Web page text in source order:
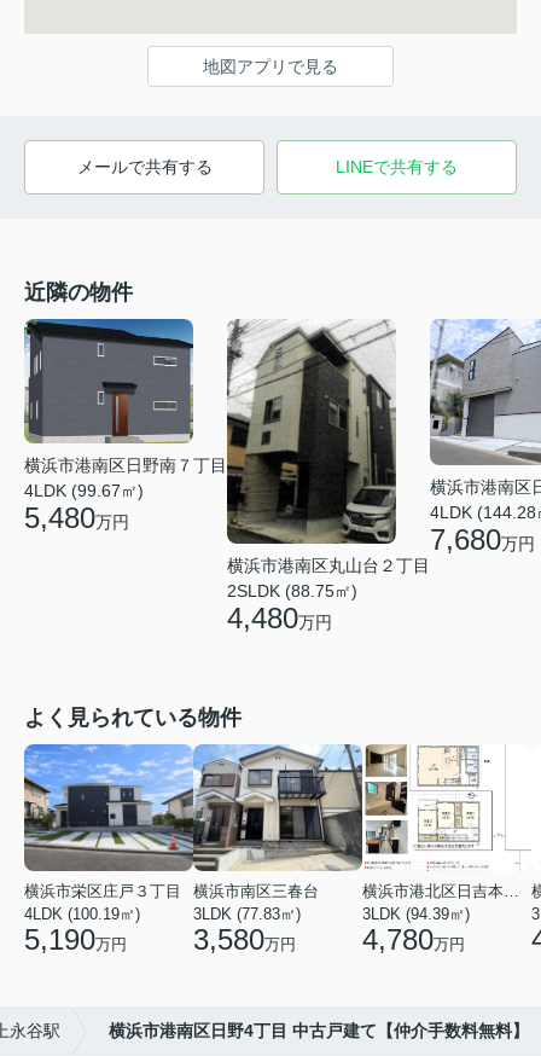
地図アプリで見る
メールで共有する LINEで共有する
近隣の物件
横浜市港南区日野南７丁目
4LDK (99.67㎡)
5,480万円
横浜市港南区丸山台２丁目
2SLDK (88.75㎡)
4,480万円
横浜市港南区
4LDK (144.28
7,680万円
よく見られている物件
横浜市栄区庄戸３丁目
4LDK (100.19㎡)
5,190万円
横浜市南区三春台
3LDK (77.83㎡)
3,580万円
横浜市港北区日吉本町６丁目
3LDK (94.39㎡)
4,780万円
永谷駅 横浜市港南区日野4丁目 中古戸建て【仲介手数料無料】